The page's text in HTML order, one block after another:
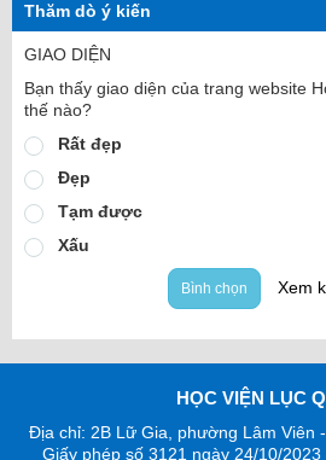
Thăm dò ý kiến
GIAO DIỆN
Bạn thấy giao diện của trang website
thế nào?
Rất đẹp
Đẹp
Tạm được
Xấu
Bình chọn Xem
HỌC VIỆN LỤC
Địa chỉ: 2B Lữ Gia, phường Lâm Viên
Giấy phép số 3121 ngày 24/10/